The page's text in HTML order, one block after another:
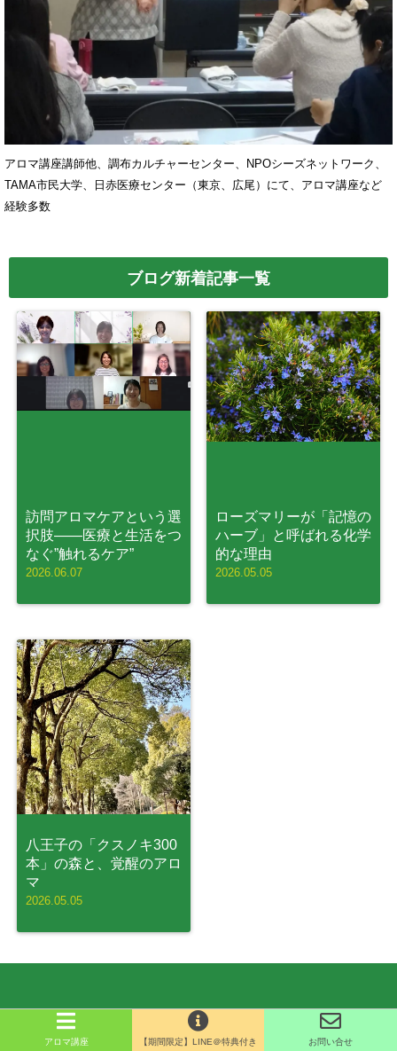
アロマ講座講師他、調布カルチャーセンター、NPOシーズネットワーク、
TAMA市民大学、日赤医療センター（東京、広尾）にて、アロマ講座など
経験多数
ブログ新着記事一覧
訪問アロマケアという選
択肢——医療と生活をつ
なぐ”触れるケア”
2026.06.07
ローズマリーが「記憶の
ハーブ」と呼ばれる化学
的な理由
2026.05.05
八王子の「クスノキ300
本」の森と、覚醒のアロ
マ
2026.05.05
アロマ講座 【期間限定】LINE＠特典付き お問い合せ
Copyright© アロマスクールAromaTime, 2026 All Rights Reserved.